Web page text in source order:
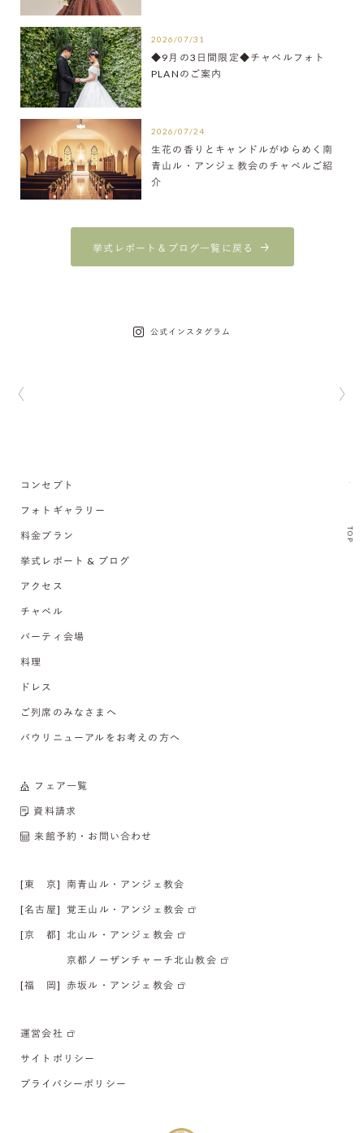
2026/07/31
◆9月の3日間限定◆チャペルフォト
PLANのご案内
2026/07/24
生花の香りとキャンドルがゆらめく南
青山ル・アンジェ教会のチャペルご紹
介
挙式レポート＆ブログ一覧に戻る
公式インスタグラム
TOP
コンセプト
フォトギャラリー
料金プラン
挙式レポート & ブログ
アクセス
チャペル
パーティ会場
料理
ドレス
ご列席のみなさまへ
バウリニューアルをお考えの方へ
フェア一覧
資料請求
来館予約・お問い合わせ
[東 京] 南青山ル・アンジェ教会
[名古屋] 覚王山ル・アンジェ教会
[京 都] 北山ル・アンジェ教会
京都ノーザンチャーチ北山教会
[福 岡] 赤坂ル・アンジェ教会
運営会社
サイトポリシー
プライバシーポリシー